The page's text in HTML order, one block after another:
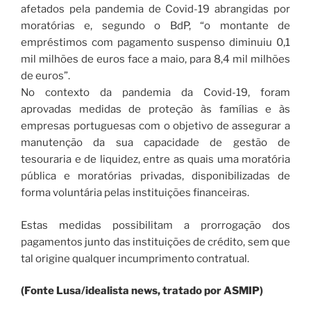
afetados pela pandemia de Covid-19 abrangidas por
moratórias e, segundo o BdP, “o montante de
empréstimos com pagamento suspenso diminuiu 0,1
mil milhões de euros face a maio, para 8,4 mil milhões
de euros”.
No contexto da pandemia da Covid-19, foram
aprovadas medidas de proteção às famílias e às
empresas portuguesas com o objetivo de assegurar a
manutenção da sua capacidade de gestão de
tesouraria e de liquidez, entre as quais uma moratória
pública e moratórias privadas, disponibilizadas de
forma voluntária pelas instituições financeiras.
Estas medidas possibilitam a prorrogação dos
pagamentos junto das instituições de crédito, sem que
tal origine qualquer incumprimento contratual.
(Fonte Lusa/idealista news, tratado por ASMIP)